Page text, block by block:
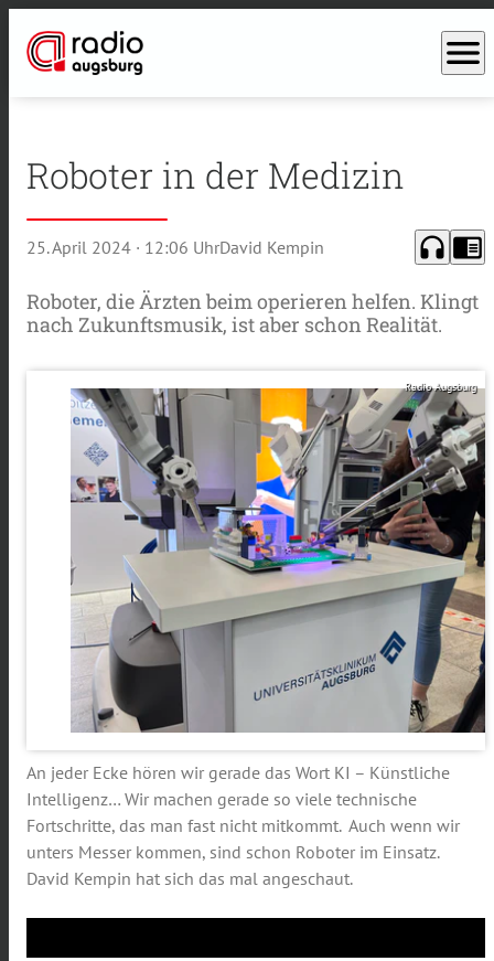
menu
Roboter in der Medizin
25. April 2024 · 12:06 UhrDavid Kempin headphones chrome_reader_mode
Roboter, die Ärzten beim operieren helfen. Klingt
nach Zukunftsmusik, ist aber schon Realität.
Radio Augsburg
An jeder Ecke hören wir gerade das Wort KI – Künstliche
Intelligenz… Wir machen gerade so viele technische
Fortschritte, das man fast nicht mitkommt. Auch wenn wir
unters Messer kommen, sind schon Roboter im Einsatz.
David Kempin hat sich das mal angeschaut.